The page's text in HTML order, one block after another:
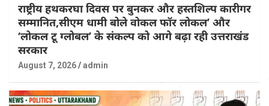
राष्ट्रीय हथकरघा दिवस पर बुनकर और हस्तशिल्प कारीगर
सम्मानित,सीएम धामी बोले वोकल फॉर लोकल’ और
‘लोकल टू ग्लोबल’ के संकल्प को आगे बढ़ा रही उत्तराखंड
सरकार
August 7, 2026 admin